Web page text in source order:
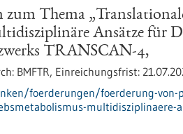
Thema
Ansätze für
TRANSCAN-4,
BMFTR, Einreichungsfrist:
foerderungen/foerderung-von-
multidisziplinaere-